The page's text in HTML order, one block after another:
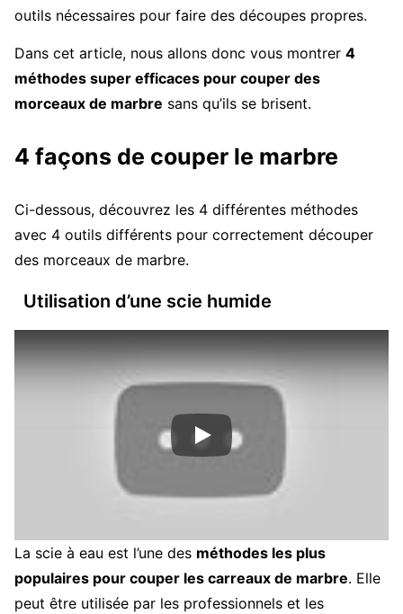
outils nécessaires pour faire des découpes propres.
Dans cet article, nous allons donc vous montrer 4
méthodes super efficaces pour couper des
morceaux de marbre sans qu’ils se brisent.
4 façons de couper le marbre
Ci-dessous, découvrez les 4 différentes méthodes
avec 4 outils différents pour correctement découper
des morceaux de marbre.
Utilisation d’une scie humide
La scie à eau est l’une des méthodes les plus
populaires pour couper les carreaux de marbre. Elle
peut être utilisée par les professionnels et les